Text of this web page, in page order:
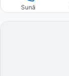
Sună